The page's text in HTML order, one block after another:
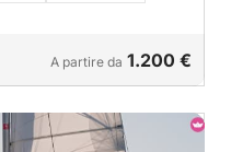
A partire da 1.200 €